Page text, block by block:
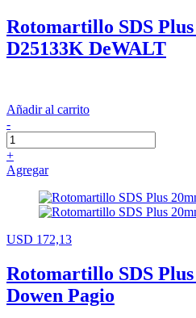
Rotomartillo SDS Plus
D25133K DeWALT
Añadir al carrito
-
+
Agregar
USD 172,13
Rotomartillo SDS
Dowen Pagio